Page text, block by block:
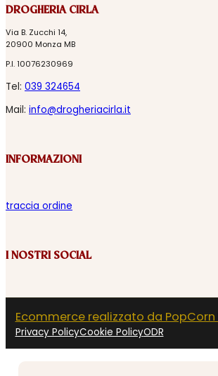
DROGHERIA CIRLA
Via B. Zucchi 14,
20900 Monza MB
P.I. 10076230969
Tel: 039 324654
Mail: info@drogheriacirla.it
INFORMAZIONI
traccia ordine
I NOSTRI SOCIAL
Ecommerce realizzato da
Privacy PolicyCookie PolicyODR